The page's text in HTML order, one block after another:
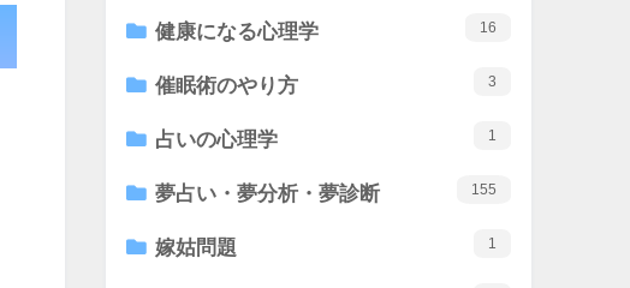
健康になる心理学 16
催眠術のやり方 3
占いの心理学 1
夢占い・夢分析・夢診断 155
嫁姑問題 1